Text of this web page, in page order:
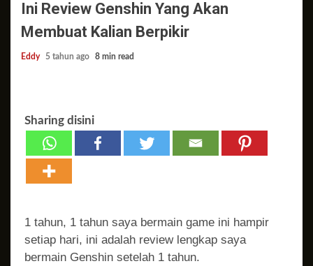
Ini Review Genshin Yang Akan
Membuat Kalian Berpikir
Eddy 5 tahun ago 8 min read
Sharing disini
1 tahun, 1 tahun saya bermain game ini hampir
setiap hari, ini adalah review lengkap saya
bermain Genshin setelah 1 tahun.